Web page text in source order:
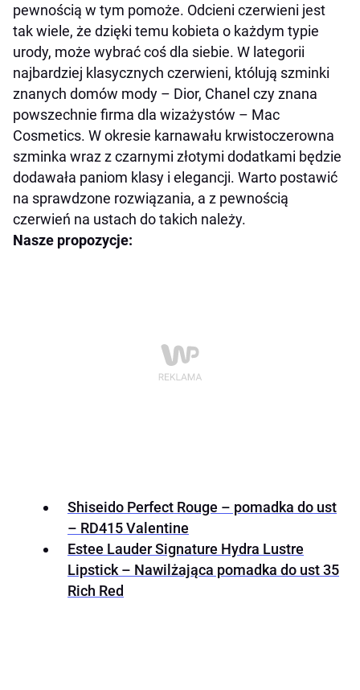
pewnością w tym pomoże. Odcieni czerwieni jest
tak wiele, że dzięki temu kobieta o każdym typie
urody, może wybrać coś dla siebie. W lategorii
najbardziej klasycznych czerwieni, któlują szminki
znanych domów mody – Dior, Chanel czy znana
powszechnie firma dla wizażystów – Mac
Cosmetics. W okresie karnawału krwistoczerowna
szminka wraz z czarnymi złotymi dodatkami będzie
dodawała paniom klasy i elegancji. Warto postawić
na sprawdzone rozwiązania, a z pewnością
czerwień na ustach do takich należy.
Nasze propozycje:
Shiseido Perfect Rouge – pomadka do ust
– RD415 Valentine
Estee Lauder Signature Hydra Lustre
Lipstick – Nawilżająca pomadka do ust 35
Rich Red